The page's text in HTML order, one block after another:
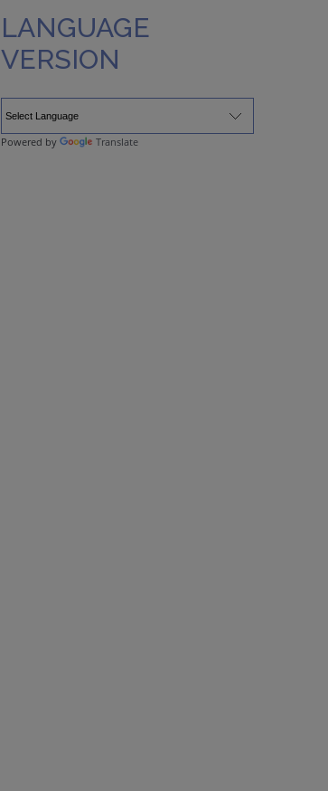
LANGUAGE
VERSION
Powered by Translate